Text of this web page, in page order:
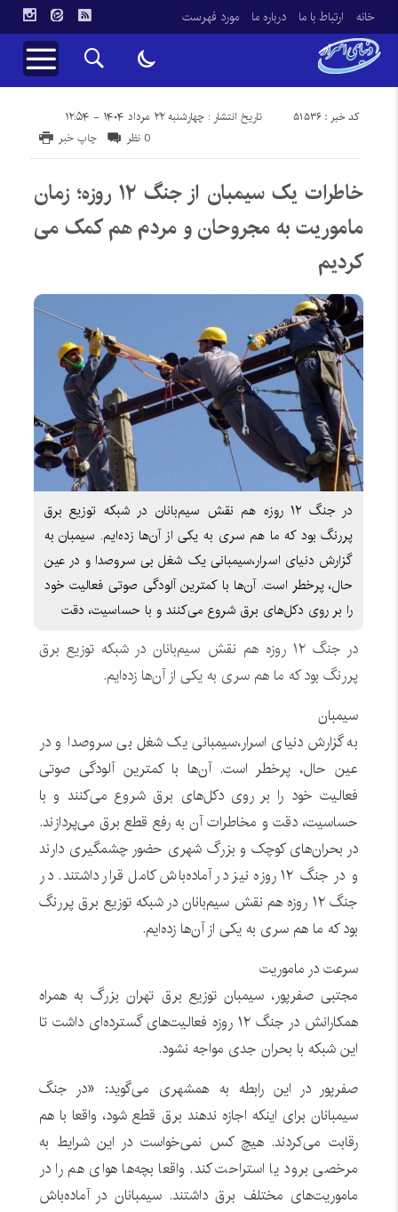
خانه ارتباط با ما درباره ما مورد فهرست
تاریخ انتشار : چهارشنبه ۲۲ مرداد ۱۴۰۴ - ۱۲:۵۴ کد خبر : 51536
چاپ خبر 0 نظر
خاطرات یک سیمبان از جنگ ۱۲ روزه؛ زمان
ماموریت به مجروحان و مردم هم کمک می
کردیم
در جنگ ۱۲ روزه هم نقش سیم‌بانان در شبکه توزیع برق
پررنگ بود که ما هم سری به یکی از آن‌ها زده‌ایم. سیمبان به
گزارش دنیای اسرار،سیمبانی یک شغل بی سروصدا و در عین
حال، پرخطر است. آن‌ها با کمترین آلودگی صوتی فعالیت خود
را بر روی دکل‌های برق شروع می‌کنند و با حساسیت، دقت
در جنگ ۱۲ روزه هم نقش سیم‌بانان در شبکه توزیع برق
پررنگ بود که ما هم سری به یکی از آن‌ها زده‌ایم.
سیمبان
به گزارش دنیای اسرار،سیمبانی یک شغل بی سروصدا و در
عین حال، پرخطر است. آن‌ها با کمترین آلودگی صوتی
فعالیت خود را بر روی دکل‌های برق شروع می‌کنند و با
حساسیت، دقت و مخاطرات آن به رفع قطع برق می‌پردازند.
در بحران‌های کوچک و بزرگ شهری حضور چشمگیری دارند
و در جنگ ۱۲ روزه نیز در آماده‌باش کامل قرار داشتند. در
جنگ ۱۲ روزه هم نقش سیم‌بانان در شبکه توزیع برق پررنگ
بود که ما هم سری به یکی از آن‌ها زده‌ایم.
سرعت در ماموریت
مجتبی صفرپور، سیمبان توزیع برق تهران بزرگ به همراه
همکارانش در جنگ ۱۲ روزه فعالیت‌های گسترده‌ای داشت تا
این شبکه با بحران جدی مواجه نشود.
صفرپور در این رابطه به همشهری می‌گوید: «در جنگ
سیمبانان برای اینکه اجازه ندهند برق قطع شود، واقعا با هم
رقابت می‌کردند. هیچ کس نمی‌خواست در این شرایط به
مرخصی برود یا استراحت کند. واقعا بچه‌ها هوای هم را در
ماموریت‌های مختلف برق داشتند. سیمبانان در آماده‌باش